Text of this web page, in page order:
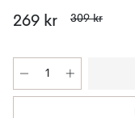
269 kr 309 kr